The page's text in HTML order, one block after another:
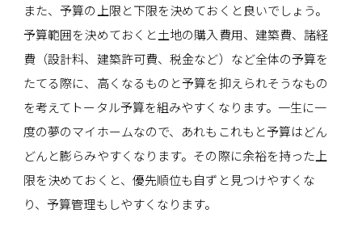
また、予算の上限と下限を決めておくと良いでしょう。
予算範囲を決めておくと土地の購入費用、建築費、諸経
費（設計料、建築許可費、税金など）など全体の予算を
たてる際に、高くなるものと予算を抑えられそうなもの
を考えてトータル予算を組みやすくなります。一生に一
度の夢のマイホームなので、あれもこれもと予算はどん
どんと膨らみやすくなります。その際に余裕を持った上
限を決めておくと、優先順位も自ずと見つけやすくな
り、予算管理もしやすくなります。